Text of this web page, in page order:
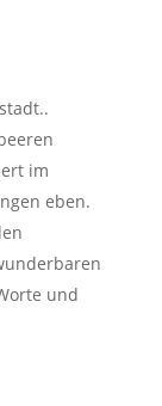
im
eben.
und